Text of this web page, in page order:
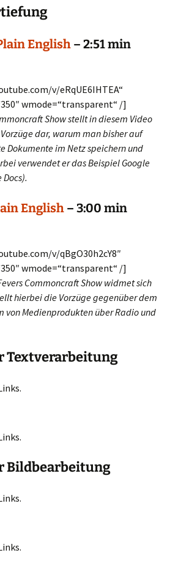
English – 2:51 min
v/eRqUE6IHTEA“
wmode=“transparent“ /]
Show stellt in diesem Video
dar, warum man bisher auf
Dokumente im Netz speichern und
verwendet er das Beispiel Google
English – 3:00 min
v/qBgO30h2cY8″
wmode=“transparent“ /]
Commoncraft Show widmet sich
hierbei die Vorzüge gegenüber dem
von Medienprodukten über Radio und
Textverarbeitung
Bildbearbeitung